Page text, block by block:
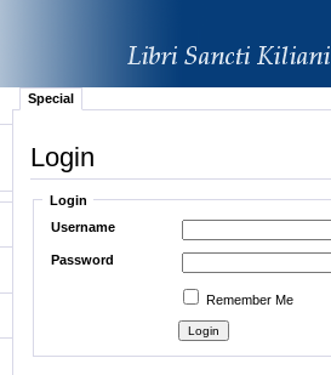
Special
Login
Login
Username
Password
Remember Me